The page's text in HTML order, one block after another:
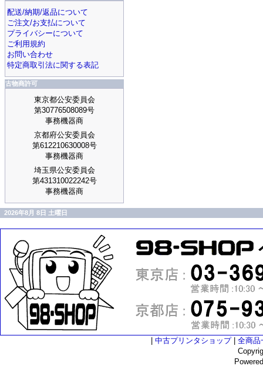
配送/納期/返品について
ご注文/お支払について
プライバシーについて
ご利用規約
お問い合わせ
特定商取引法に関する表記
古物商許可
東京都公安委員会
第30776508089号
事務機器商
京都府公安委員会
第612210630008号
事務機器商
埼玉県公安委員会
第431310022242号
事務機器商
2026年8月 8日 土曜日
中古プリンタショップ| 全商品